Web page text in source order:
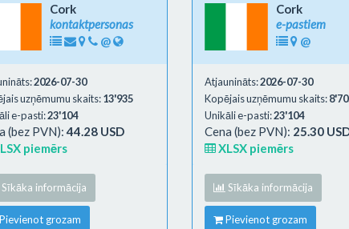
Cork
kontaktpersonas
@
2026-07-30
uzņēmumu skaits:13'935
e-pasti:23'104
(bez PVN):44.28 USD
piemērs
Sīkāka informācija
grozam
Cork
e-pastiem
@
Atjaunināts:2026-07-30
Kopējais uzņēmumu skaits:
Unikāli e-pasti:23'104
Cena (bez PVN): 25.30
XLSX piemērs
Sīkāka informācija
Pievienot grozam